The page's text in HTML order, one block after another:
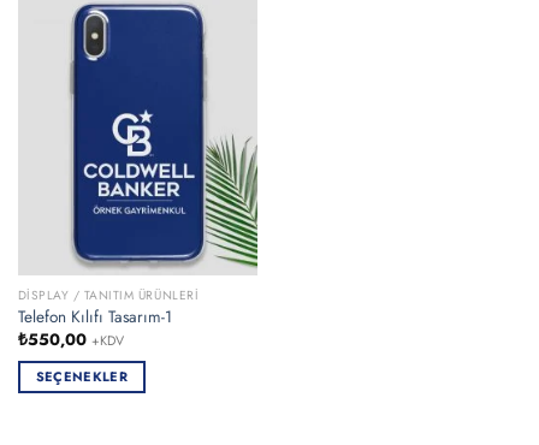
DISPLAY / TANITIM ÜRÜNLERI
Telefon Kılıfı Tasarım-1
₺550,00 +KDV
SEÇENEKLER